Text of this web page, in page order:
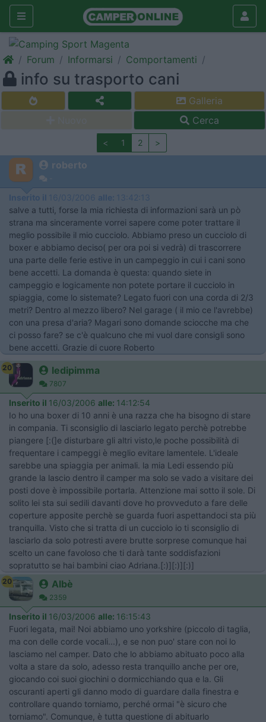
Forum Informarsi Comportamenti
info su trasporto cani
Galleria
Cerca
< 1 2 >
roberto
Inserito il 16/03/2006 alle: 13:42:13
salve a tutti, forse la mia richiesta di informazioni sarà un pò
strana ma sinceramente vorrei sapere come poter trattare il
meglio possibile il mio cucciolo. Abbiamo preso un cucciolo di
boxer e abbiamo deciso( per ora poi si vedrà) di trascorrere
una parte delle ferie estive in un campeggio in cui i cani sono
bene accetti. La domanda è questa: quando siete in
campeggio e logicamente non potete portare il cucciolo in
spiaggia, come lo sistemate? Legato fuori con una corda di 2/3
metri? Dentro al mezzo libero? Nel garage ( il mio ce l'avrebbe)
con una presa d'aria? Magari sono domande sciocche ma che
ci posso fare? se c'è qualcuno che mi vuol dare consigli sono
bene accetti. Grazie di cuore Roberto
20 ledipimma
7807
Inserito il 16/03/2006 alle: 14:12:54
Io ho una boxer di 10 anni è una razza che ha bisogno di stare
in compania. Ti sconsiglio di lasciarlo legato perchè potrebbe
piangere [:(]e disturbare gli altri visto,le poche possibilità di
frequentare i campeggi è meglio evitare lamentele. L'ideale
sarebbe una spiaggia per animali. la mia Ledi essendo più
grande la lascio dentro il camper ma solo se vado a visitare dei
posti dove è impossibile portarla. Attenzione mai sotto il sole. Di
solito lei sta sui sedili davanti dove ho provveduto a fare delle
coperture apposite perchè se guarda fuori aspettandoci sta più
tranquilla. Visto che si tratta di un cucciolo io ti sconsiglio di
lasciarlo da solo potresti avere brutte sorprese comunque hai
scelto un cane favoloso che ti darà tante soddisfazioni
sopratutto se hai bambini ciao Adriana.[:)][:)][:)]
20 Albè
2359
Inserito il 16/03/2006 alle: 16:15:43
Fuori legata, mai! Noi abbiamo uno yorkshire (piccolo di taglia,
ma con delle corde vocali...), e se non puo' stare con noi lo
lasciamo nel camper. Dato che lo abbiamo abituato poco alla
volta a stare da solo, adesso resta tranquillo anche per ore,
giocando coi suoi giochini o dormicchiando qua e la. Gli
oscuranti aperti gli danno modo di guardare dalla finestra e
controllare quando torniamo, perché ormai "è sicuro che
torniamo". Comunque, è tutta questione di abituarlo